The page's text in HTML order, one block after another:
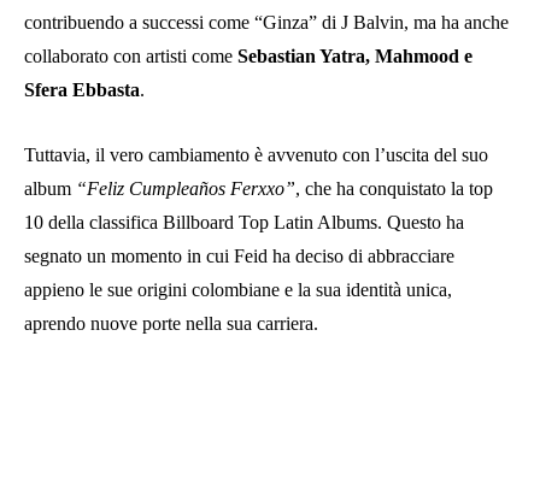
contribuendo a successi come “Ginza” di J Balvin, ma ha anche
collaborato con artisti come Sebastian Yatra, Mahmood e
Sfera Ebbasta.
Tuttavia, il vero cambiamento è avvenuto con l’uscita del suo
album “Feliz Cumpleaños Ferxxo”, che ha conquistato la top
10 della classifica Billboard Top Latin Albums. Questo ha
segnato un momento in cui Feid ha deciso di abbracciare
appieno le sue origini colombiane e la sua identità unica,
aprendo nuove porte nella sua carriera.